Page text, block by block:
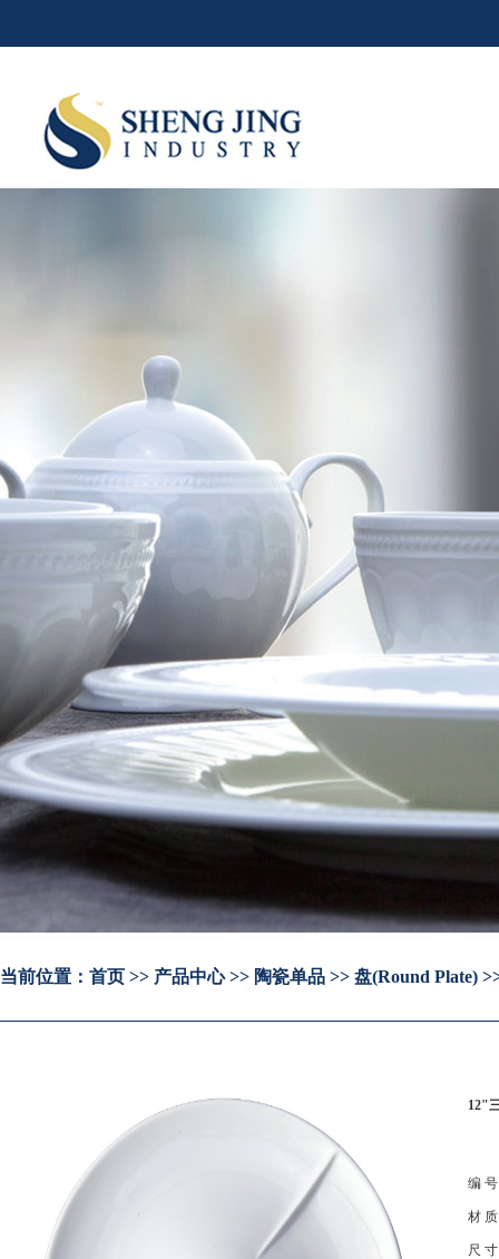
当前位置： 首页 >> 产品中心 >> 陶瓷单品 >> 盘(Round Plate)
12"
编
材
尺